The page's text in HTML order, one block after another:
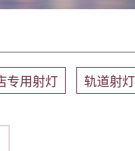
专用射灯 轨道射灯